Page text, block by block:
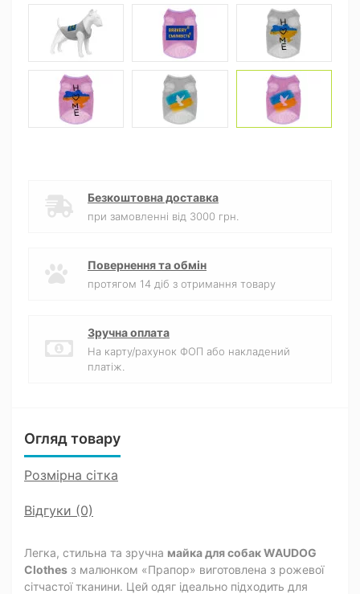
Безкоштовна доставка
при замовленні від 3000 грн.
Повернення та обмін
протягом 14 діб з отримання товару
Зручна оплата
На карту/рахунок ФОП або накладений
платіж.
Огляд товару
Розмірна сітка
Відгуки (0)
Легка, стильна та зручна майка для собак WAUDOG
Clothes з малюнком «Прапор» виготовлена з рожевої
сітчастої тканини. Цей одяг ідеально підходить для